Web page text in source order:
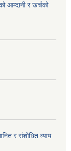
आम्दानी र खर्चको
र संशोधित व्याय